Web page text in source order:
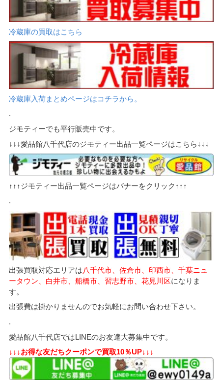
冷蔵庫の買取はこちら
冷蔵庫入荷まとめページはコチラから。
.
ジモティーでも平行販売中です。
↓↓↓愛品館八千代店のジモティー出品一覧ページはこちら↓↓↓
↑↑↑ジモティー出品一覧ページはバナーをクリック↑↑↑
.
出張買取対応エリアは八千代市、佐倉市、印西市、千葉ニュ
ータウン、白井市、船橋市、習志野市、花見川区になりま
す。
出張費は掛かりませんのでお気軽にお問い合わせ下さい。
.
愛品館八千代店ではLINEのお友達大募集中です。
↓↓↓お得な友だちクーポンで買取10％UP↓↓↓